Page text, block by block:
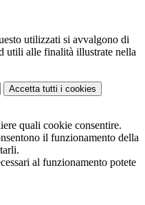
utilizzati si avvalgono di
utili alle finalità illustrate nella
Accetta tutti i cookies
quali cookie consentire.
il funzionamento della
al funzionamento potete